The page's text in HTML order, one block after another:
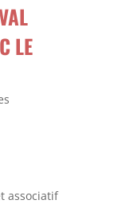
LE
associatif